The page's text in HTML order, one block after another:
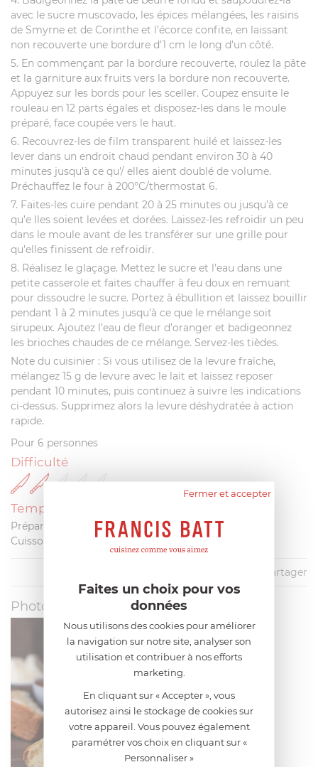
avec le sucre muscovado, les épices mélangées, les raisins
de Smyrne et de Corinthe et l’écorce confite, en laissant
non recouverte une bordure d’1 cm le long d’un côté.
5. En commençant par la bordure recouverte, roulez la pâte
et la garniture aux fruits vers la bordure non recouverte.
Appuyez sur les bords pour les sceller. Coupez ensuite le
rouleau en 12 parts égales et disposez-les dans le moule
préparé, face coupée vers le haut.
6. Recouvrez-les de film transparent huilé et laissez-les
lever dans un endroit chaud pendant environ 30 à 40
minutes jusqu’à ce qu’/ elles aient doublé de volume.
Préchauffez le four à 200°C/thermostat 6.
7. Faites-les cuire pendant 20 à 25 minutes ou jusqu’à ce
qu’e lles soient levées et dorées. Laissez-les refroidir un peu
dans le moule avant de les transférer sur une grille pour
qu’elles finissent de refroidir.
8. Réalisez le glaçage. Mettez le sucre et l’eau dans une
petite casserole et faites chauffer à feu doux en remuant
pour dissoudre le sucre. Portez à ébullition et laissez bouillir
pendant 1 à 2 minutes jusqu’à ce que le mélange soit
sirupeux. Ajoutez l’eau de fleur d’oranger et badigeonnez
les brioches chaudes de ce mélange. Servez-les tièdes.
Note du cuisinier : Si vous utilisez de la levure fraîche,
mélangez 15 g de levure avec le lait et laissez reposer
pendant 10 minutes, puis continuez à suivre les indications
ci-dessus. Supprimez alors la levure déshydratée à action
rapide.
Pour 6 personnes
Difficulté
Temps
Préparation : 25 min
Cuisson : 20 min
Partager
Photos
Fermer et accepter
Faites un choix pour vos
données
Nous utilisons des cookies pour améliorer
la navigation sur notre site, analyser son
utilisation et contribuer à nos efforts
marketing.
En cliquant sur « Accepter », vous
autorisez ainsi le stockage de cookies sur
votre appareil. Vous pouvez également
paramétrer vos choix en cliquant sur «
Personnaliser »